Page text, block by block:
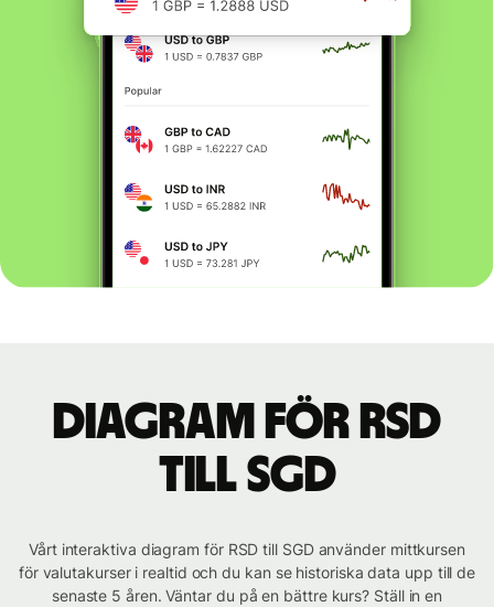
Diagram för RSD
till SGD
Vårt interaktiva diagram för RSD till SGD använder mittkursen
för valutakurser i realtid och du kan se historiska data upp till de
senaste 5 åren. Väntar du på en bättre kurs? Ställ in en